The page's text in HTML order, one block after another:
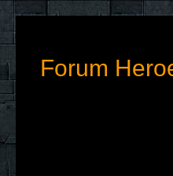
Forum